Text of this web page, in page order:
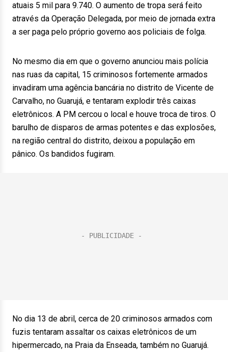
atuais 5 mil para 9.740. O aumento de tropa será feito
através da Operação Delegada, por meio de jornada extra
a ser paga pelo próprio governo aos policiais de folga.
No mesmo dia em que o governo anunciou mais polícia
nas ruas da capital, 15 criminosos fortemente armados
invadiram uma agência bancária no distrito de Vicente de
Carvalho, no Guarujá, e tentaram explodir três caixas
eletrônicos. A PM cercou o local e houve troca de tiros. O
barulho de disparos de armas potentes e das explosões,
na região central do distrito, deixou a população em
pânico. Os bandidos fugiram.
No dia 13 de abril, cerca de 20 criminosos armados com
fuzis tentaram assaltar os caixas eletrônicos de um
hipermercado, na Praia da Enseada, também no Guarujá.